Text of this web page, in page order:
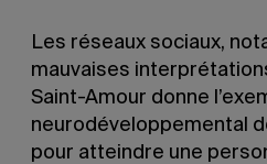
Les réseaux sociaux,
mauvaises
Saint-Amour donne
neurodéveloppemental
pour atteindre une